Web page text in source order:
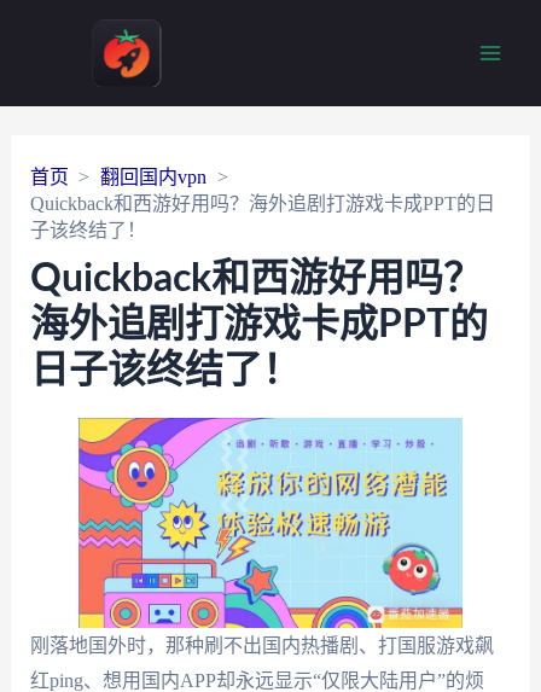
首页
翻回国内vpn
Quickback和西游好用吗？海外追剧打游戏卡成PPT的日
子该终结了！
Quickback和西游好用吗？
海外追剧打游戏卡成PPT的
日子该终结了！
刚落地国外时，那种刷不出国内热播剧、打国服游戏飙
红ping、想用国内APP却永远显示“仅限大陆用户”的烦